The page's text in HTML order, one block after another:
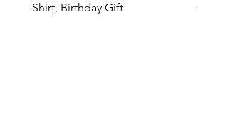
Shirt, Birthday Gift